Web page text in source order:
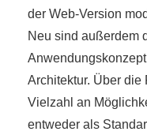
der Web-Version
Neu sind außerdem
Architektur. Über
Vielzahl an
entweder als